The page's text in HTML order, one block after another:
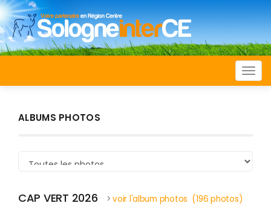
ALBUMS PHOTOS
CAP VERT 2026 >voir l'album photos (196 photos)